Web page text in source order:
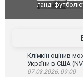
Клімкін оцінив
України в США
07.08.2026, 09:00